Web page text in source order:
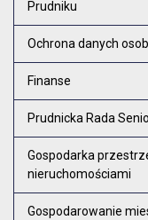
Prudniku
Ochrona danych
Finanse
Prudnicka Rada
Gospodarka
nieruchomościami
Gospodarowanie